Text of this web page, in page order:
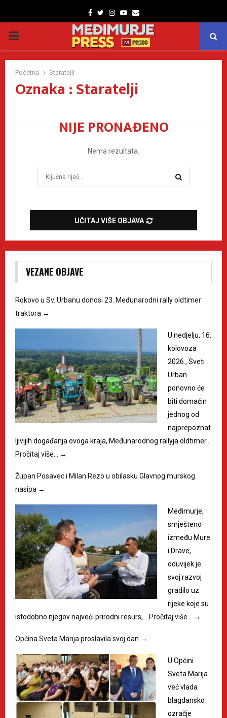
Facebook
TwitterInstagram
Youtube
Email
PRIMARY
MENU
Početna Staratelji
Oznaka : Staratelji
NIJE PRONAĐENO
Nema rezultata.
UČITAJ VIŠE OBJAVA
VEZANE OBJAVE
Rokovo u Sv. Urbanu donosi 23. Međunarodni rally oldtimer
traktora →
U nedjelju, 16.
kolovoza
2026., Sveti
Urban
ponovno će
biti domaćin
jednog od
najprepoznat
ljivijih događanja ovoga kraja, Međunarodnog rallyja oldtimer…
Pročitaj više…
→
Župan Posavec i Milan Rezo u obilasku Glavnog murskog
nasipa →
Međimurje,
smješteno
između Mure
i Drave,
oduvijek je
svoj razvoj
gradilo uz
rijeke koje su
istodobno njegov najveći prirodni resurs,…
Pročitaj više… →
Općina Sveta Marija proslavila svoj dan →
U Općini
Sveta Marija
već vlada
blagdansko
ozračje